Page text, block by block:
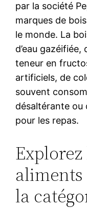
par la société
marques de
le monde. La
d’eau
teneur en
artificiels, de
souvent
désaltérante ou
pour les repas.
la